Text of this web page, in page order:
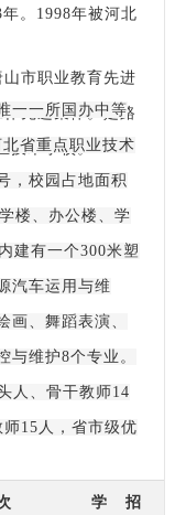
。1998年被河北
市职业教育先进
先进集体。是路
技术学校。
一一所国办中等
省重点职业技术
，校园占地面积
楼、办公楼、学
建有一个300米塑
汽车运用与维
画、舞蹈表演、
与维护8个专业。
人、骨干教师14
15人，省市级优
学
招